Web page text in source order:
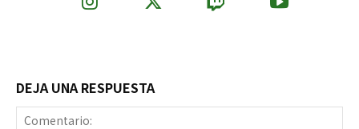
DEJA UNA RESPUESTA